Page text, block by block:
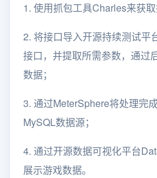
1. 使用抓包工具Charles来获取
2. 将接口导入开源持续测试平
接口，并提取所需参数，通过
数据；
3. 通过MeterSphere将处理完
MySQL数据源；
4. 通过开源数据可视化平台
展示游戏数据。